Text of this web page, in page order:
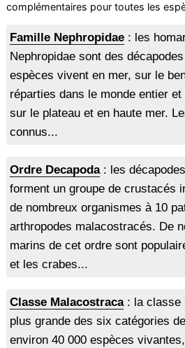
complémentaires pour toutes les
Famille Nephropidae: les
Nephropidae sont des
espèces vivent en mer, sur le
réparties dans le monde entier
sur le plateau et en haute mer.
connus...
Ordre Decapoda: les
forment un groupe de crustacés
de nombreux organismes à 10
arthropodes malacostracés. De
marins de cet ordre sont
et les crabes...
Classe Malacostraca: la classe
plus grande des six catégories
environ 40 000 espèces